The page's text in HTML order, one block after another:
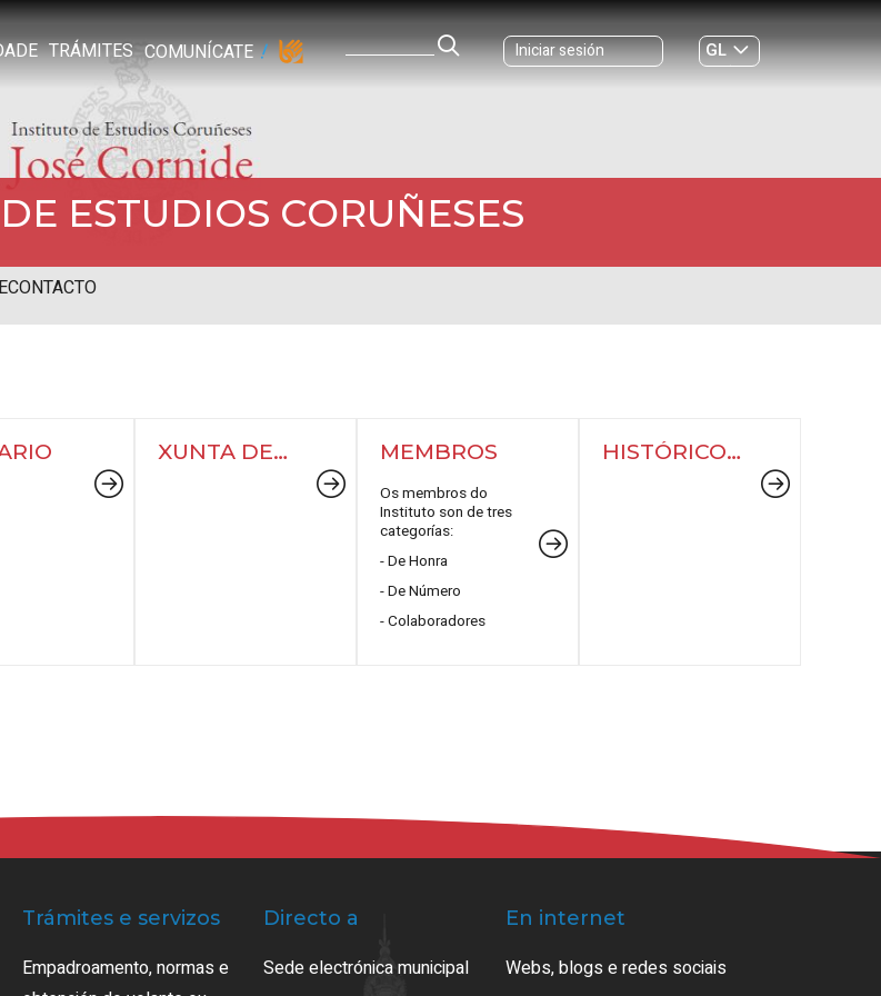
TRÁMITES COMUNÍCATE Iniciar sesión
GL
ES|
ESTUDIOS CORUÑESES
CONTACTO
XUNTA DE MEMBROS
Os membros do
Instituto son de tres
categorías:
- De Honra
- De Número
- Colaboradores
HISTÓRICO
Trámites e servizos
Empadroamento, normas e
Directo a
Sede electrónica municipal
En internet
Webs, blogs e redes sociais